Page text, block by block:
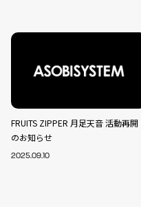
FRUITS ZIPPER 月足天音 活動再開
のお知らせ
2025.09.10